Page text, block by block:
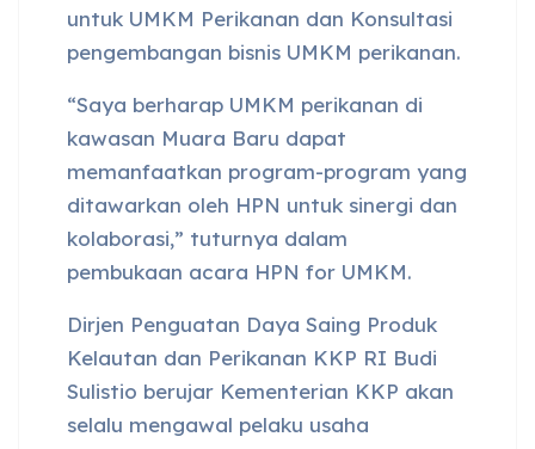
untuk UMKM Perikanan dan Konsultasi
pengembangan bisnis UMKM perikanan.
“Saya berharap UMKM perikanan di
kawasan Muara Baru dapat
memanfaatkan program-program yang
ditawarkan oleh HPN untuk sinergi dan
kolaborasi,” tuturnya dalam
pembukaan acara HPN for UMKM.
Dirjen Penguatan Daya Saing Produk
Kelautan dan Perikanan KKP RI Budi
Sulistio berujar Kementerian KKP akan
selalu mengawal pelaku usaha